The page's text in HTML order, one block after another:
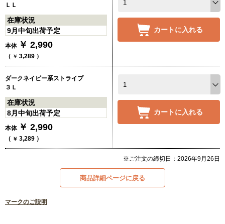
ＬＬ
在庫状況
9月中旬出荷予定
本体 ￥ 2,990
（ ￥ 3,289 ）
カートに入れる
ダークネイビー系ストライプ
３Ｌ
在庫状況
8月中旬出荷予定
本体 ￥ 2,990
（ ￥ 3,289 ）
カートに入れる
※ご注文の締切日：2026年9月26日
商品詳細ページに戻る
マークのご説明